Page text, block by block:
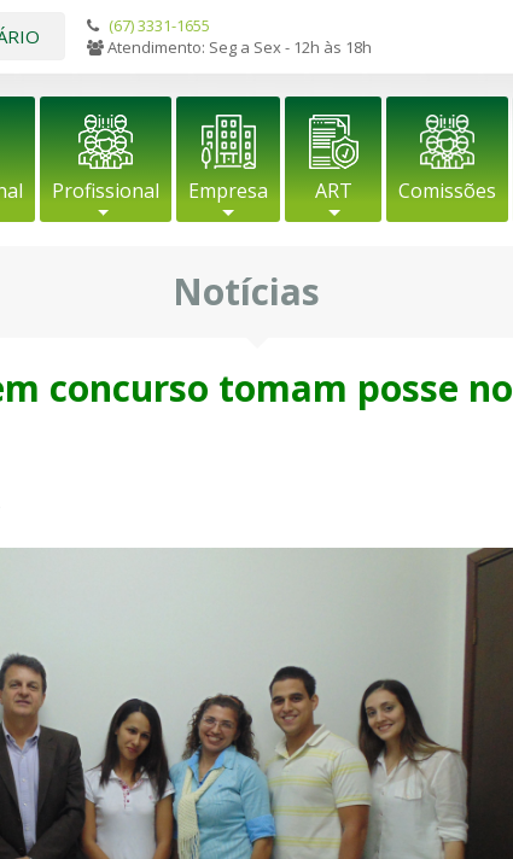
(67) 3331-1655
Atendimento: Seg a Sex - 12h às 18h
Profissional Empresa ART Comissões
Notícias
concurso tomam posse no